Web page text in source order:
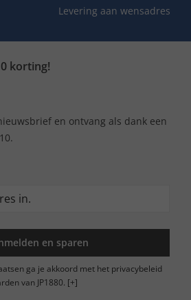
Levering aan wensadres
korting!
en ontvang als dank een
en sparen
ga je akkoord met het privacybeleid
van JP1880. [+]